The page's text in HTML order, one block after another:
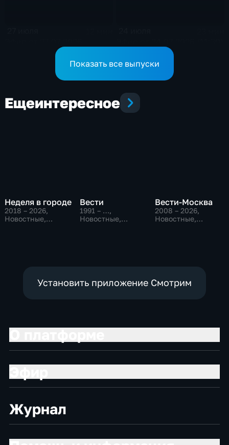
Показать все выпуски
Ещеинтересное
Неделя в городе
2018 – 2026,
Новостные,
Вести
1991 – …,
Новостные,
Вести-Москва
2008 – 2026,
Новостные,
Установить приложение Смотрим
Журнал